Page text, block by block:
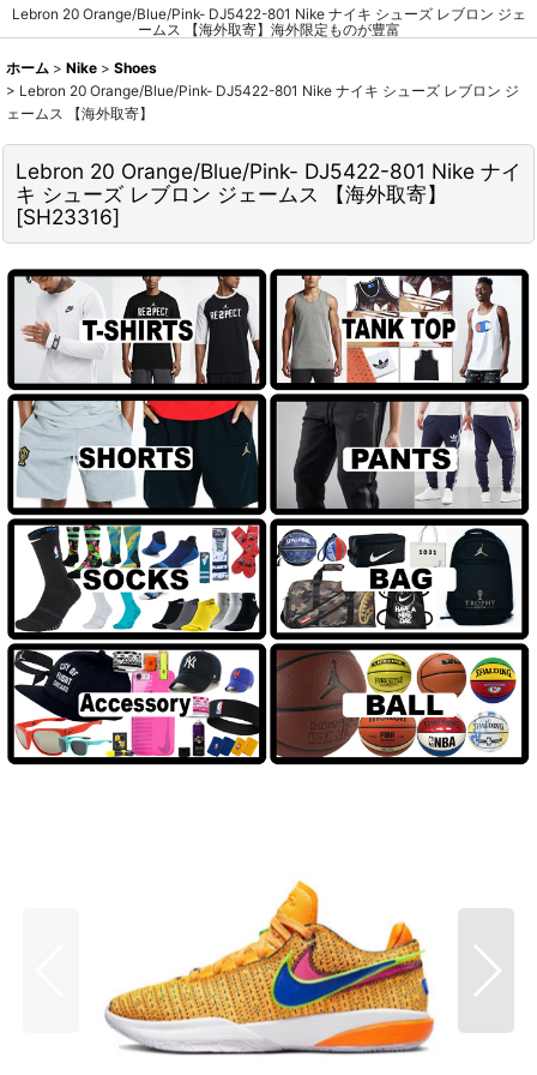
Lebron 20 Orange/Blue/Pink- DJ5422-801 Nike ナイキ シューズ レブロン ジェ
ームス 【海外取寄】海外限定ものが豊富
ホーム > Nike > Shoes
> Lebron 20 Orange/Blue/Pink- DJ5422-801 Nike ナイキ シューズ レブロン ジ
ェームス 【海外取寄】
Lebron 20 Orange/Blue/Pink- DJ5422-801 Nike ナイ
キ シューズ レブロン ジェームス 【海外取寄】
[SH23316]